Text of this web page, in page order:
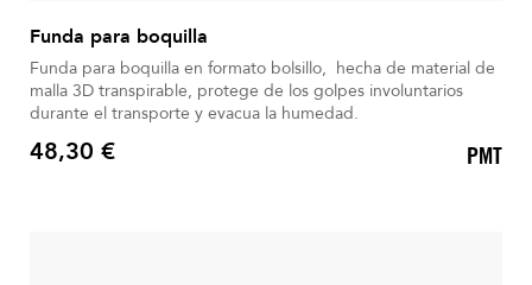
Funda para boquilla
Funda para boquilla en formato bolsillo, hecha de material de
malla 3D transpirable, protege de los golpes involuntarios
durante el transporte y evacua la humedad.
Precio
48,30 € PMT